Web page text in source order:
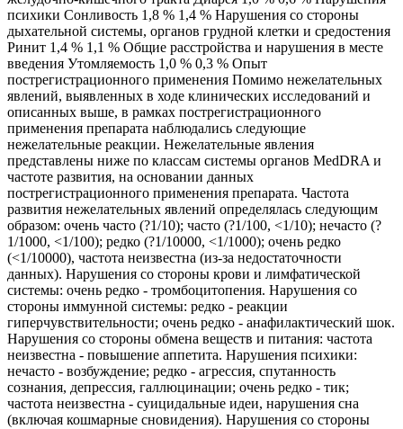
психики Сонливость 1,8 % 1,4 % Нарушения со стороны
дыхательной системы, органов грудной клетки и средостения
Ринит 1,4 % 1,1 % Общие расстройства и нарушения в месте
введения Утомляемость 1,0 % 0,3 % Опыт
пострегистрационного применения Помимо нежелательных
явлений, выявленных в ходе клинических исследований и
описанных выше, в рамках пострегистрационного
применения препарата наблюдались следующие
нежелательные реакции. Нежелательные явления
представлены ниже по классам системы органов MedDRA и
частоте развития, на основании данных
пострегистрационного применения препарата. Частота
развития нежелательных явлений определялась следующим
образом: очень часто (?1/10); часто (?1/100, <1/10); нечасто (?
1/1000, <1/100); редко (?1/10000, <1/1000); очень редко
(<1/10000), частота неизвестна (из-за недостаточности
данных). Нарушения со стороны крови и лимфатической
системы: очень редко - тромбоцитопения. Нарушения со
стороны иммунной системы: редко - реакции
гиперчувствительности; очень редко - анафилактический шок.
Нарушения со стороны обмена веществ и питания: частота
неизвестна - повышение аппетита. Нарушения психики:
нечасто - возбуждение; редко - агрессия, спутанность
сознания, депрессия, галлюцинации; очень редко - тик;
частота неизвестна - суицидальные идеи, нарушения сна
(включая кошмарные сновидения). Нарушения со стороны